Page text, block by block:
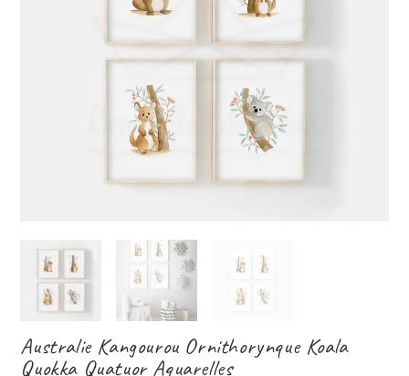
Australie Kangourou Ornithorynque Koala
Quokka Quatuor Aquarelles